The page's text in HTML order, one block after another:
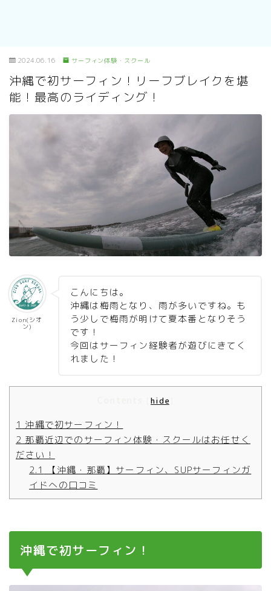
2024.06.16 サーフィン体験・スクール
沖縄で初サーフィン！リーフブレイクを堪
能！最高のライディング！
Zion(シオ
ン)
こんにちは。
沖縄は梅雨となり、雨が多いですね。も
う少しで梅雨が明けて夏本番となりそう
です！
今回はサーフィン経験者が遊びにきてく
れました！
hide
1 沖縄で初サーフィン！
2 那覇近辺でのサーフィン体験・スクールはお任せく
ださい！
2.1
【沖縄・那覇】サーフィン、SUPサーフィンガ
イドへの口コミ
沖縄で初サーフィン！